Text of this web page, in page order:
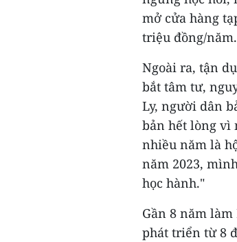
mở cửa hàng
triệu đồng/
Ngoài ra, tận
bắt tâm tư,
Ly, người dân
bản hết lòng vì
nhiều năm là
năm 2023,
học hành."
Gần 8 năm
phát triển từ 8